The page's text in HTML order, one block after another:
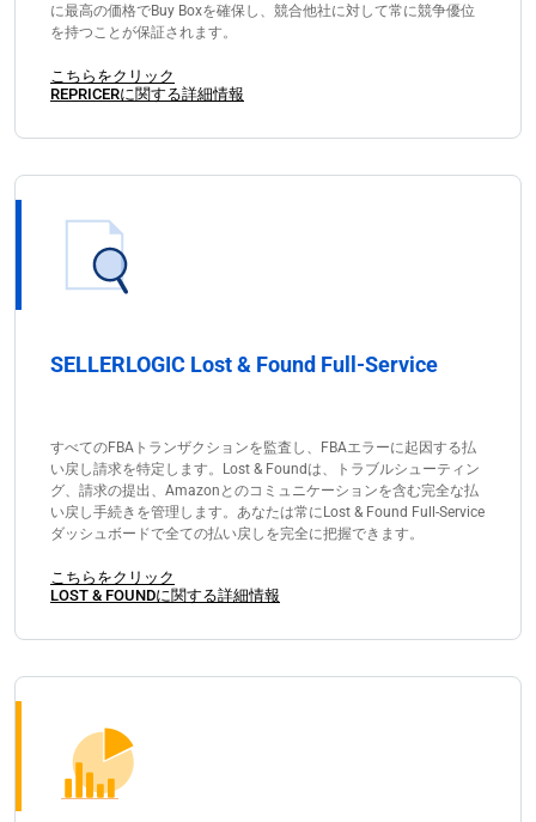
に最高の価格でBuy Boxを確保し、競合他社に対して常に競争優位
を持つことが保証されます。
こちらをクリック
REPRICERに関する詳細情報
SELLERLOGIC Lost & Found Full-Service
すべてのFBAトランザクションを監査し、FBAエラーに起因する払
い戻し請求を特定します。Lost & Foundは、トラブルシューティン
グ、請求の提出、Amazonとのコミュニケーションを含む完全な払
い戻し手続きを管理します。あなたは常にLost & Found Full-Service
ダッシュボードで全ての払い戻しを完全に把握できます。
こちらをクリック
LOST & FOUNDに関する詳細情報